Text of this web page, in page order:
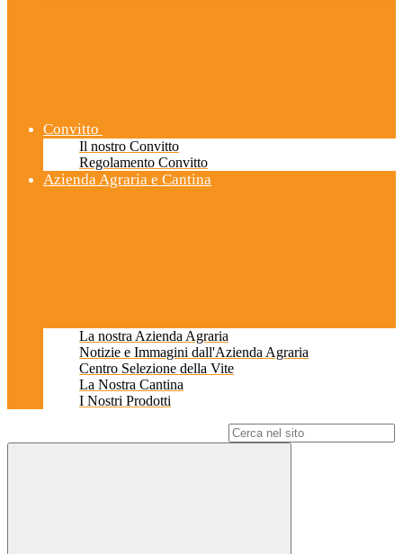
Convitto
Il nostro Convitto
Regolamento Convitto
Azienda Agraria e Cantina
La nostra Azienda Agraria
Notizie e Immagini dall'Azienda Agraria
Centro Selezione della Vite
La Nostra Cantina
I Nostri Prodotti